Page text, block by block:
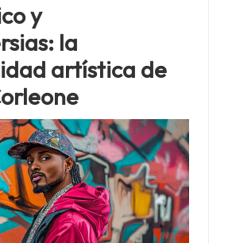
y
la
artística de